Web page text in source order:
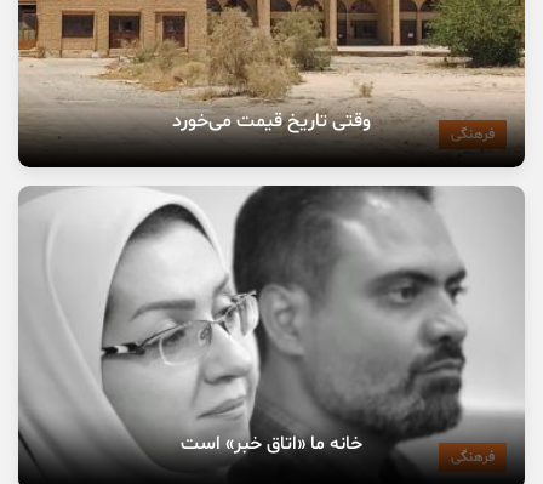
فرهنگی وقتی تاریخ قیمت می‌خورد
فرهنگی خانه ما «اتاق خبر» است